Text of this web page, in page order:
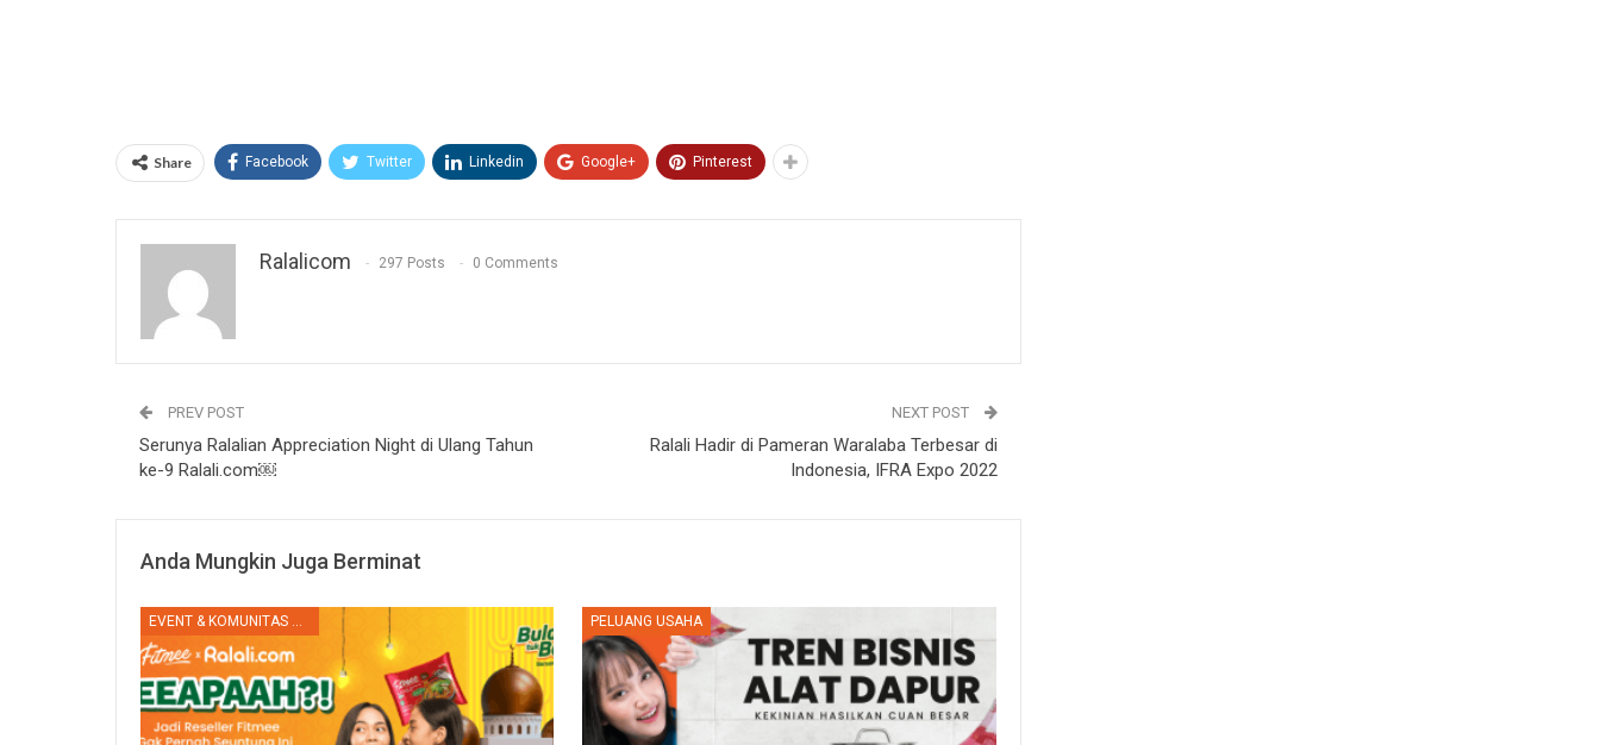
Share Facebook Twitter Linkedin Google+ Pinterest
Ralalicom 297 Posts 0 Comments
PREV POST
Serunya Ralalian Appreciation Night di Ulang Tahun
ke-9 Ralali.com￼
NEXT POST
Ralali Hadir di Pameran Waralaba Terbesar di
Indonesia, IFRA Expo 2022
Anda Mungkin Juga Berminat
EVENT & KOMUNITAS RALALI PELUANG USAHA